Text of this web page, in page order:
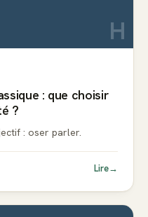
H
: que choisir
?
: oser parler.
Lire→